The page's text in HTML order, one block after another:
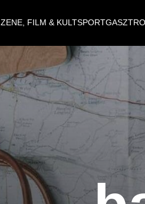
ZENE, FILM & KULTSPORT